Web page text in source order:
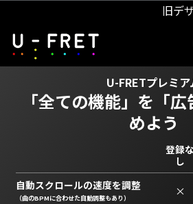
旧デ
U-FRETプレミア
「全ての機能」を 「
めよう
登録な
し
自動スクロールの速度を調整
（曲のBPMに合わせた自動調整もあり） ×